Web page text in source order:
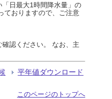
日最大1時間降水量」の
ておりますので、ご注意
認ください。 なお、主
平年値ダウンロード
このページのトップへ